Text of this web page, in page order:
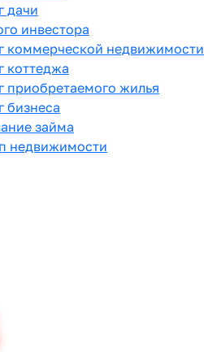
дачи
инвестора
коммерческой недвижимости
коттеджа
приобретаемого жилья
бизнеса
займа
недвижимости